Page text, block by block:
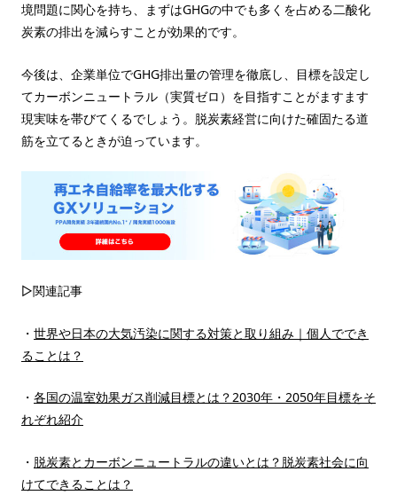
境問題に関心を持ち、まずはGHGの中でも多くを占める二酸化
炭素の排出を減らすことが効果的です。
今後は、企業単位でGHG排出量の管理を徹底し、目標を設定し
てカーボンニュートラル（実質ゼロ）を目指すことがますます
現実味を帯びてくるでしょう。脱炭素経営に向けた確固たる道
筋を立てるときが迫っています。
▷関連記事
・ 世界や日本の大気汚染に関する対策と取り組み｜個人ででき
ることは？
・ 各国の温室効果ガス削減目標とは？2030年・2050年目標をそ
れぞれ紹介
・ 脱炭素とカーボンニュートラルの違いとは？脱炭素社会に向
けてできることは？